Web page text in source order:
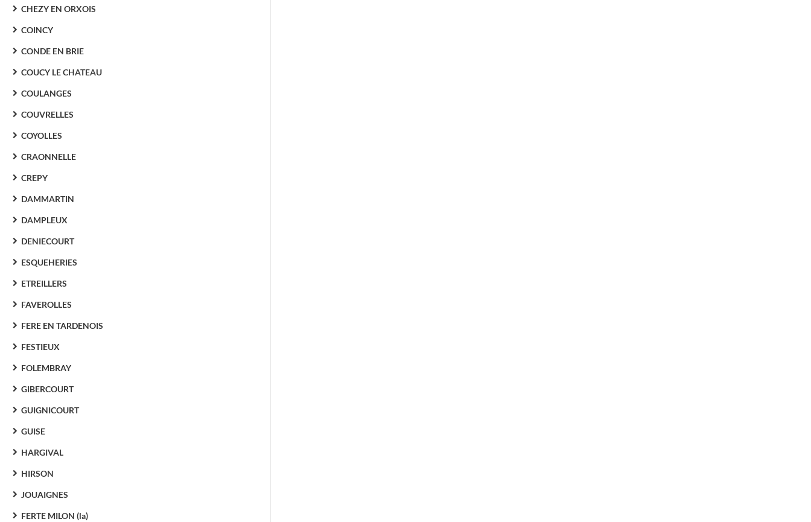
CHEZY EN ORXOIS
COINCY
CONDE EN BRIE
COUCY LE CHATEAU
COULANGES
COUVRELLES
COYOLLES
CRAONNELLE
CREPY
DAMMARTIN
DAMPLEUX
DENIECOURT
ESQUEHERIES
ETREILLERS
FAVEROLLES
FERE EN TARDENOIS
FESTIEUX
FOLEMBRAY
GIBERCOURT
GUIGNICOURT
GUISE
HARGIVAL
HIRSON
JOUAIGNES
FERTE MILON (la)